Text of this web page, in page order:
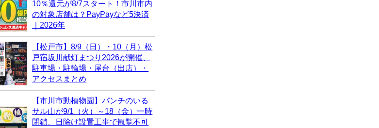
10％還元が8/7スタート！市川市内
の対象店舗は？PayPayなど5決済
｜2026年
【松戸市】8/9（日）・10（月）松
戸宿坂川献灯まつり2026が開催、
駐車場・駐輪場・屋台（出店）・
アクセスまとめ
【市川市動植物園】パンチのいる
サル山が9/1（火）～18（金）一時
閉鎖、日除け設置工事で観覧不可